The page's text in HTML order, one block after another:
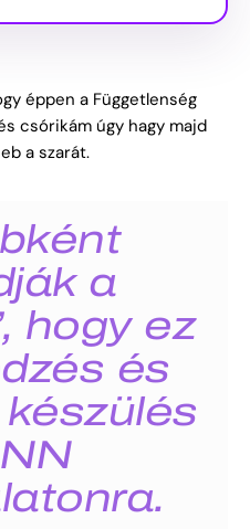
éppen a Függetlenség
csórikám úgy hagy majd
a szarát.
a
hogy ez
és